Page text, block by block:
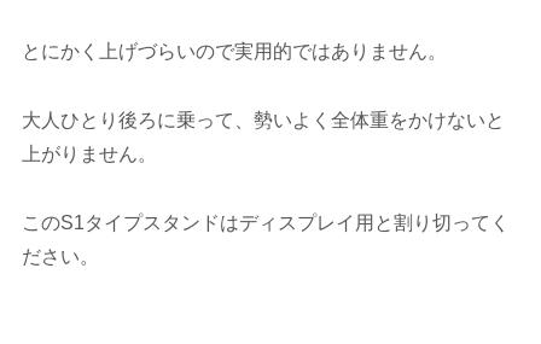
とにかく上げづらいので実用的ではありません。
大人ひとり後ろに乗って、勢いよく全体重をかけないと
上がりません。
このS1タイプスタンドはディスプレイ用と割り切ってく
ださい。